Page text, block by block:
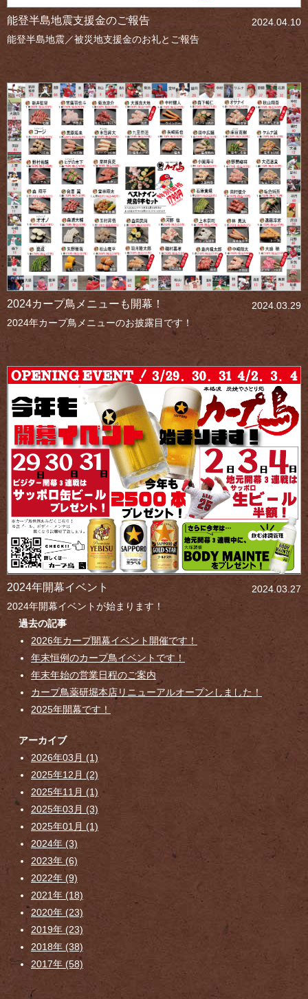
2024.04.10
能登半島地震支援金のご報告
能登半島地震／被災地支援金のお礼とご報告
2024.03.29
2024カープ鳥メニューも開幕！
2024年カープ鳥メニューのお披露目です！
2024.03.27
2024年開幕イベント
2024年開幕イベントが始まります！
過去の記事
2026年カープ開幕イベント開催です！
年末恒例のカープ鳥イベントです！
年末年始の営業日程のご案内
カープ鳥薬研堀本店リニューアルオープンしました！
2025年開幕です！
アーカイブ
2026年03月 (1)
2025年12月 (2)
2025年11月 (1)
2025年03月 (3)
2025年01月 (1)
2024年 (3)
2023年 (6)
2022年 (9)
2021年 (18)
2020年 (23)
2019年 (23)
2018年 (38)
2017年 (58)